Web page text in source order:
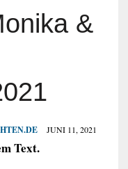
&
JUNI 11, 2021
Text.